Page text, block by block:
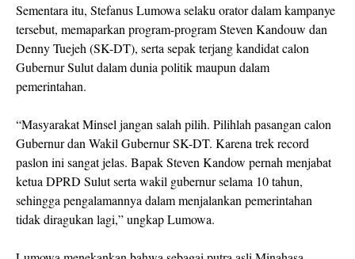
Sementara itu, Stefanus Lumowa selaku orator dalam kampanye
tersebut, memaparkan program-program Steven Kandouw dan
Denny Tuejeh (SK-DT), serta sepak terjang kandidat calon
Gubernur Sulut dalam dunia politik maupun dalam
pemerintahan.
“Masyarakat Minsel jangan salah pilih. Pilihlah pasangan calon
Gubernur dan Wakil Gubernur SK-DT. Karena trek record
paslon ini sangat jelas. Bapak Steven Kandow pernah menjabat
ketua DPRD Sulut serta wakil gubernur selama 10 tahun,
sehingga pengalamannya dalam menjalankan pemerintahan
tidak diragukan lagi,” ungkap Lumowa.